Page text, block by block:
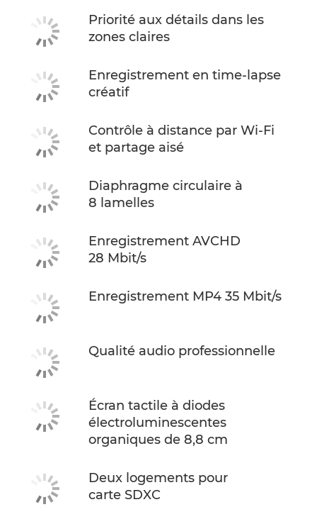
Priorité aux détails dans les
zones claires
Enregistrement en time-lapse
créatif
Contrôle à distance par Wi-Fi
et partage aisé
Diaphragme circulaire à
8 lamelles
Enregistrement AVCHD
28 Mbit/s
Enregistrement MP4 35 Mbit/s
Qualité audio professionnelle
Écran tactile à diodes
électroluminescentes
organiques de 8,8 cm
Deux logements pour
carte SDXC